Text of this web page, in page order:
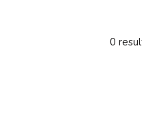
0